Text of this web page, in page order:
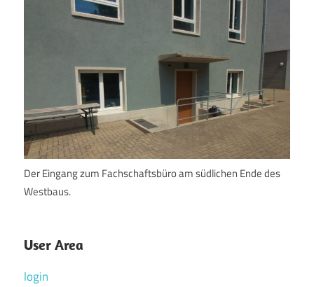
Der Eingang zum Fachschaftsbüro am südlichen Ende des
Westbaus.
User Area
login